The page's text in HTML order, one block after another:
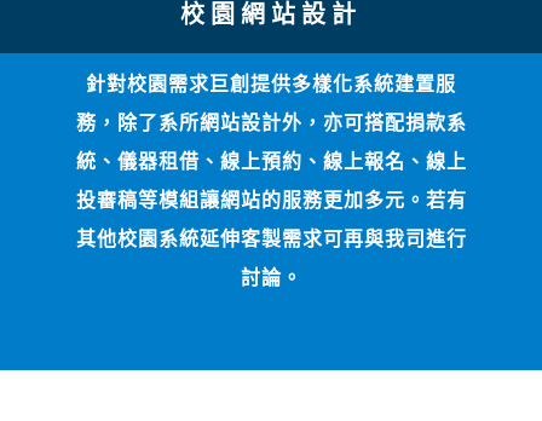
校園網站設計
針對校園需求巨創提供多樣化系統建置服
務，除了系所網站設計外，亦可搭配捐款系
統、儀器租借、線上預約、線上報名、線上
投審稿等模組讓網站的服務更加多元。若有
其他校園系統延伸客製需求可再與我司進行
討論。